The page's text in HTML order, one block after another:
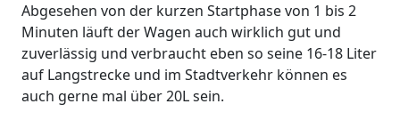
Abgesehen von der kurzen Startphase von 1 bis 2
Minuten läuft der Wagen auch wirklich gut und
zuverlässig und verbraucht eben so seine 16-18 Liter
auf Langstrecke und im Stadtverkehr können es
auch gerne mal über 20L sein.